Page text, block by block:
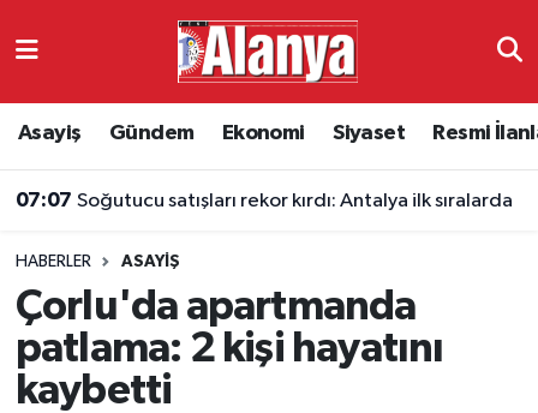
Asayiş Gündem Ekonomi Siyaset Resmi
07:07 Soğutucu satışları rekor kırdı: Antalya ilk sıralarda
HABERLER ASAYIŞ
Çorlu'da apartmanda
patlama: 2 kişi hayatını
kaybetti
Ekonomi
Resmi İlanlar
Alanyaspor
Antalya Namaz Vakitleri
Antalya Trafik Yoğunluk Haritası
Süper Lig Puan Durumu ve Fikstür
Tüm Manşetler